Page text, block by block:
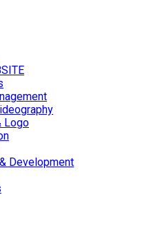
Logo
Development